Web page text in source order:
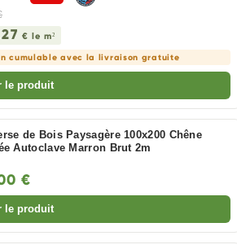
€ le m²
cumulable avec la livraison gratuite
le produit
de Bois Paysagère 100x200 Chêne
Autoclave Marron Brut 2m
€
le produit